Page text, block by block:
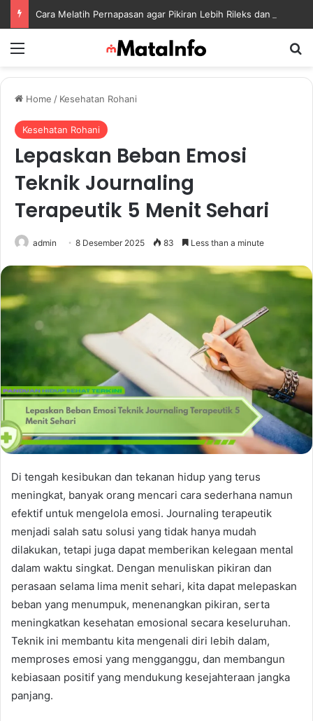
Home / Kesehatan Rohani
Kesehatan Rohani
Lepaskan Beban Emosi
Teknik Journaling
Terapeutik 5 Menit Sehari
admin 8 Desember 2025 83 Less than a minute
Di tengah kesibukan dan tekanan hidup yang terus
meningkat, banyak orang mencari cara sederhana namun
efektif untuk mengelola emosi. Journaling terapeutik
menjadi salah satu solusi yang tidak hanya mudah
dilakukan, tetapi juga dapat memberikan kelegaan mental
dalam waktu singkat. Dengan menuliskan pikiran dan
perasaan selama lima menit sehari, kita dapat melepaskan
beban yang menumpuk, menenangkan pikiran, serta
meningkatkan kesehatan emosional secara keseluruhan.
Teknik ini membantu kita mengenali diri lebih dalam,
memproses emosi yang mengganggu, dan membangun
kebiasaan positif yang mendukung kesejahteraan jangka
panjang.